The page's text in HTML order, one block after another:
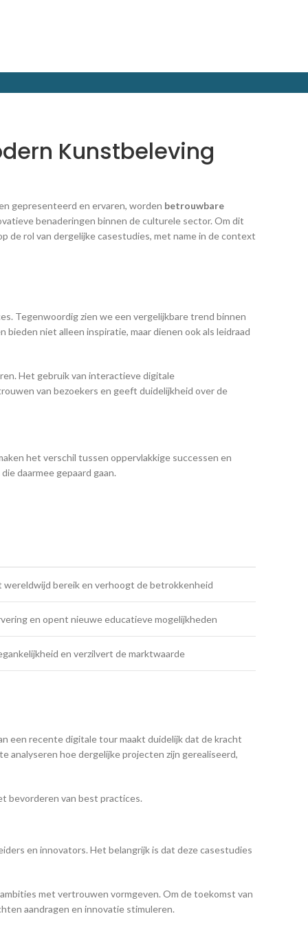
Kunstbeleving
gepresenteerd en ervaren, worden betrouwbare
benaderingen binnen de culturele sector. Om dit
de rol van dergelijke casestudies, met name in de context
Tegenwoordig zien we een vergelijkbare trend binnen
niet alleen inspiratie, maar dienen ook als leidraad
Het gebruik van interactieve digitale
van bezoekers en geeft duidelijkheid over de
het verschil tussen oppervlakkige successen en
daarmee gepaard gaan.
wereldwijd bereik en verhoogt de betrokkenheid
en opent nieuwe educatieve mogelijkheden
en verzilvert de marktwaarde
een recente digitale tour maakt duidelijk dat de kracht
analyseren hoe dergelijke projecten zijn gerealiseerd,
bevorderen van best practices.
en innovators. Het belangrijk is dat deze casestudies
met vertrouwen vormgeven. Om de toekomst van
aandragen en innovatie stimuleren.